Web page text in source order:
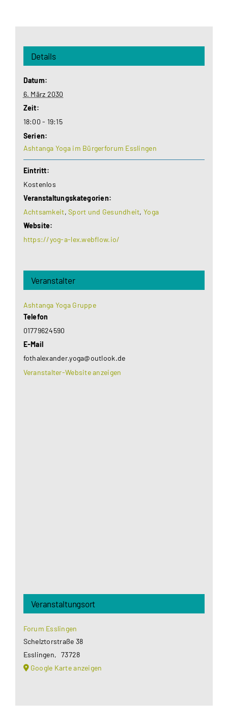
Details
Datum:
6. März 2030
Zeit:
18:00 - 19:15
Serien:
Ashtanga Yoga im Bürgerforum Esslingen
Eintritt:
Kostenlos
Veranstaltungskategorien:
Achtsamkeit,Sport und Gesundheit, Yoga
Website:
https://yog-a-lex.webflow.io/
Veranstalter
Ashtanga Yoga Gruppe
Telefon
01779624590
E-Mail
fothalexander.yoga@outlook.de
Veranstalter-Website anzeigen
Veranstaltungsort
Forum Esslingen
Schelztorstraße 38
Esslingen, 73728
Google Karte anzeigen